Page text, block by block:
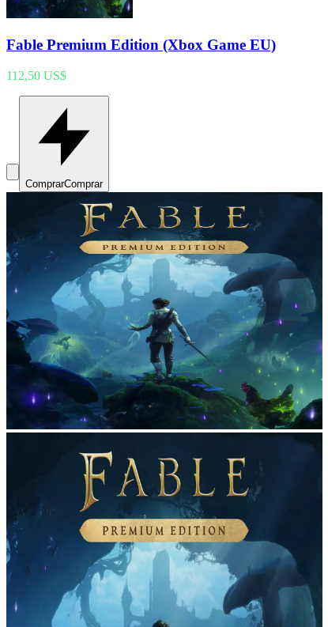
Fable Premium Edition (Xbox Game EU)
112,50 US$
ComprarComprar